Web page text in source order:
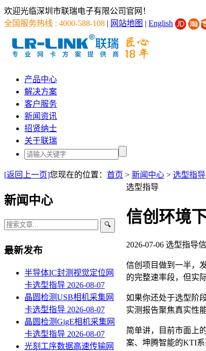
欢迎光临深圳市联瑞电子有限公司官网！
全国服务热线 : 4000-588-108 | 网站地图 | English
产品中心
解决方案
客户服务
新闻资讯
招贤纳士
关于联瑞
[返回上一页]您现在的位置： 首页 > 新闻中心 > 选型指导
新闻中心
🔍
最新发布
半导体IC封测视觉定位网
卡选型指导 2026-08-07
晶圆检测USB相机采集网
卡选型指导 2026-08-07
晶圆检测GigE相机采集网
卡选型指导 2026-08-07
光刻工序数据高速传输网
选型指导
信创环境
2026-07-06 选型指导
信创项目做到一半，
的完整速率段，但实
如果你还处于选型阶
实测报告聚焦真实性
简单讲，目前市面上
案、坤腾智能的KTI